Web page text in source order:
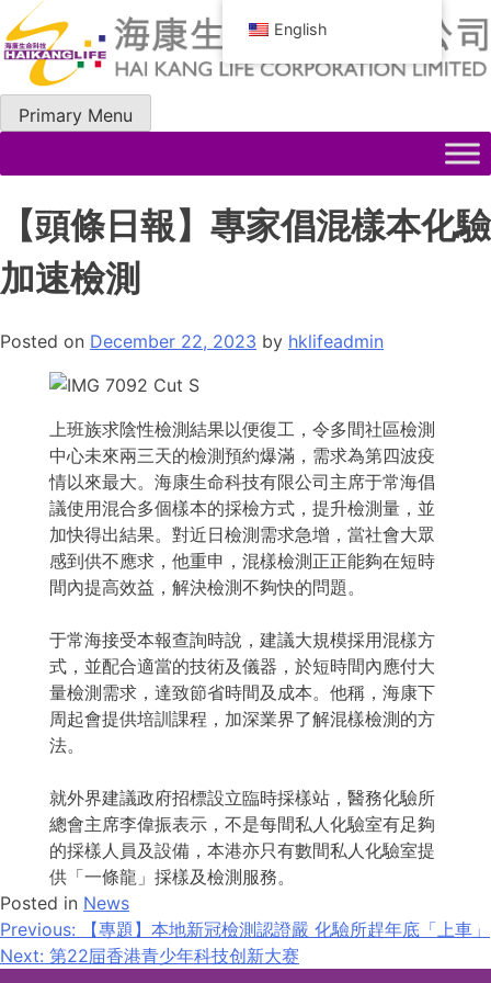
Skip
to
content
Primary Menu
【頭條日報】專家倡混樣本化驗
加速檢測
Posted on December 22, 2023 by hklifeadmin
上班族求陰性檢測結果以便復工，令多間社區檢測
中心未來兩三天的檢測預約爆滿，需求為第四波疫
情以來最大。海康生命科技有限公司主席于常海倡
議使用混合多個樣本的採檢方式，提升檢測量，並
加快得出結果。對近日檢測需求急增，當社會大眾
感到供不應求，他重申，混樣檢測正正能夠在短時
間內提高效益，解決檢測不夠快的問題。
于常海接受本報查詢時說，建議大規模採用混樣方
式，並配合適當的技術及儀器，於短時間內應付大
量檢測需求，達致節省時間及成本。他稱，海康下
周起會提供培訓課程，加深業界了解混樣檢測的方
法。
就外界建議政府招標設立臨時採樣站，醫務化驗所
總會主席李偉振表示，不是每間私人化驗室有足夠
的採樣人員及設備，本港亦只有數間私人化驗室提
供「一條龍」採樣及檢測服務。
Posted in News
Post
navigation
Previous:
【專題】本地新冠檢測認證嚴 化驗所趕年底「上車」
Next: 第22屇香港青少年科技创新大赛
English